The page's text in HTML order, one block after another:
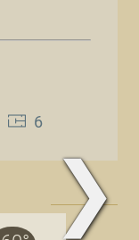
6
❯